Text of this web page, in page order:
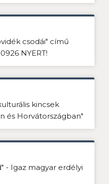
csodái" című
NYERT!
kincsek
és Horvátországban"
- Igaz magyar erdélyi